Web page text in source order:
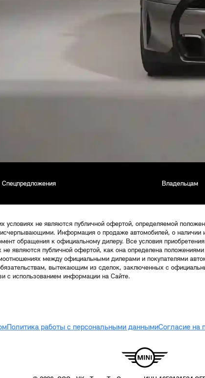
Спецпредложения Владельцам
условиях не являются публичной офертой, определяемой
Информация о продаже автомобилей, о наличии
обращения к официальному дилеру. Все условия
не являются публичной офертой, как она определена
между официальными дилерами и покупателями
вытекающим из сделок, заключенных с
с использованием информации на Сайте.
Политика работы с персональными даннымиСогласие на